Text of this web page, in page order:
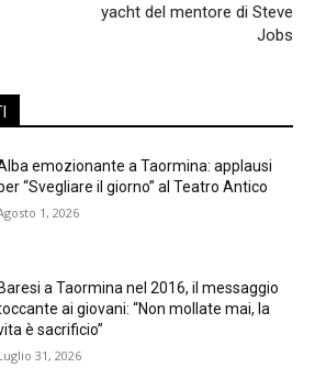
yacht del mentore di Steve
Jobs
emozionante a Taormina: applausi
“Svegliare il giorno” al Teatro Antico
1, 2026
Baresi a Taormina nel 2016, il messaggio
ai giovani: “Non mollate mai, la
è sacrificio”
31, 2026